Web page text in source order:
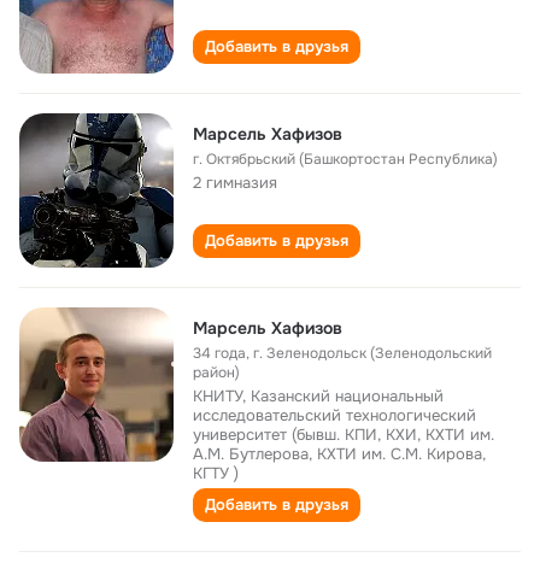
Добавить в друзья
Марсель Хафизов
г. Октябрьский (Башкортостан Республика)
2 гимназия
Добавить в друзья
Марсель Хафизов
34 года,г. Зеленодольск (Зеленодольский
район)
КНИТУ, Казанский национальный
исследовательский технологический
университет (бывш. КПИ, КХИ, КХТИ им.
А.М. Бутлерова, КХТИ им. С.М. Кирова,
КГТУ )
Добавить в друзья